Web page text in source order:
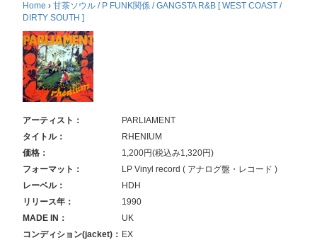
Home ›甘茶ソウル / P FUNK関係 / GANGSTA R&B [ WEST COAST /
DIRTY SOUTH ]
アーティスト：
PARLIAMENT
タイトル：
RHENIUM
価格：
1,200円(税込み1,320円)
フォーマット：
LP Vinyl record ( アナログ盤・レコード )
レーベル：
HDH
リリース年：
1990
MADE IN：
UK
コンディション(jacket)： EX